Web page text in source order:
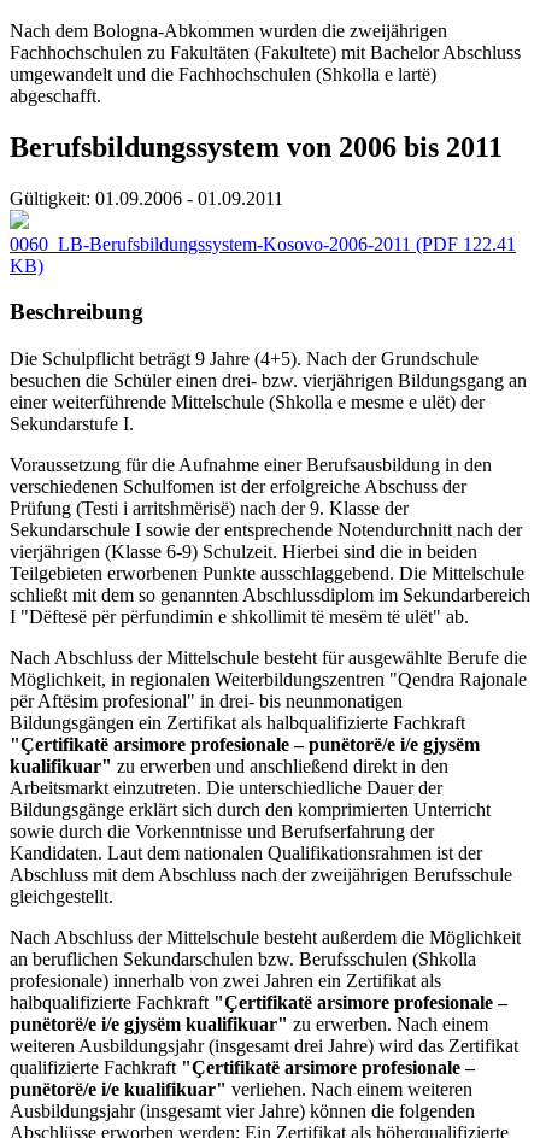
Nach dem Bologna-Abkommen wurden die zweijährigen
Fachhochschulen zu Fakultäten (Fakultete) mit Bachelor Abschluss
umgewandelt und die Fachhochschulen (Shkolla e lartë)
abgeschafft.
Berufsbildungssystem von 2006 bis 2011
Gültigkeit: 01.09.2006 - 01.09.2011
0060_LB-Berufsbildungssystem-Kosovo-2006-2011 (PDF 122.41
KB)
Beschreibung
Die Schulpflicht beträgt 9 Jahre (4+5). Nach der Grundschule
besuchen die Schüler einen drei- bzw. vierjährigen Bildungsgang an
einer weiterführende Mittelschule (Shkolla e mesme e ulët) der
Sekundarstufe I.
Voraussetzung für die Aufnahme einer Berufsausbildung in den
verschiedenen Schulfomen ist der erfolgreiche Abschuss der
Prüfung (Testi i arritshmërisë) nach der 9. Klasse der
Sekundarschule I sowie der entsprechende Notendurchnitt nach der
vierjährigen (Klasse 6-9) Schulzeit. Hierbei sind die in beiden
Teilgebieten erworbenen Punkte ausschlaggebend. Die Mittelschule
schließt mit dem so genannten Abschlussdiplom im Sekundarbereich
I "Dëftesë për përfundimin e shkollimit të mesëm të ulët" ab.
Nach Abschluss der Mittelschule besteht für ausgewählte Berufe die
Möglichkeit, in regionalen Weiterbildungszentren "Qendra Rajonale
për Aftësim profesional" in drei- bis neunmonatigen
Bildungsgängen ein Zertifikat als halbqualifizierte Fachkraft
"Çertifikatë arsimore profesionale – punëtorë/e i/e gjysëm
kualifikuar" zu erwerben und anschließend direkt in den
Arbeitsmarkt einzutreten. Die unterschiedliche Dauer der
Bildungsgänge erklärt sich durch den komprimierten Unterricht
sowie durch die Vorkenntnisse und Berufserfahrung der
Kandidaten. Laut dem nationalen Qualifikationsrahmen ist der
Abschluss mit dem Abschluss nach der zweijährigen Berufsschule
gleichgestellt.
Nach Abschluss der Mittelschule besteht außerdem die Möglichkeit
an beruflichen Sekundarschulen bzw. Berufsschulen (Shkolla
profesionale) innerhalb von zwei Jahren ein Zertifikat als
halbqualifizierte Fachkraft "Çertifikatë arsimore profesionale –
punëtorë/e i/e gjysëm kualifikuar" zu erwerben. Nach einem
weiteren Ausbildungsjahr (insgesamt drei Jahre) wird das Zertifikat
qualifizierte Fachkraft "Çertifikatë arsimore profesionale –
punëtorë/e i/e kualifikuar" verliehen. Nach einem weiteren
Ausbildungsjahr (insgesamt vier Jahre) können die folgenden
Abschlüsse erworben werden: Ein Zertifikat als höherqualifizierte